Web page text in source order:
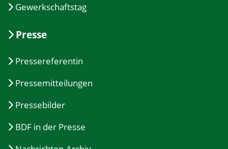
Gewerkschaftstag
Presse
Pressereferentin
Pressemitteilungen
Pressebilder
BDF in der Presse